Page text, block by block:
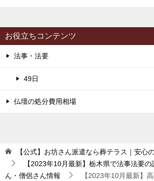
お役立ちコンテンツ
法事・法要
49日
仏壇の処分費用相場
【公式】お坊さん派遣なら葬テラス｜安心
【2023年10月最新】栃木県で法事法要
ん・僧侶さん情報
【2023年10月最新】